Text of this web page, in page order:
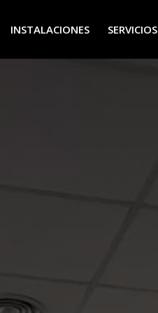
INSTALACIONES SERVICIOS